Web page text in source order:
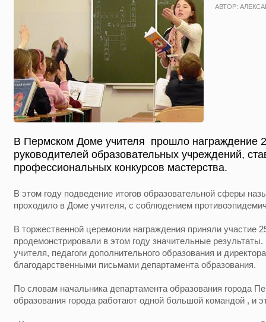
АВТОР:
В Пермском Доме учителя прошло награждение
руководителей образовательных учреждений,
профессиональных конкурсов мастерства.
В этом году подведение итогов образовательной сферы
проходило в Доме учителя, с соблюдением
В торжественной церемонии награждения приняли участие
продемонстрировали в этом году значительные
учителя, педагоги дополнительного образования и
благодарственными письмами департамента образования.
По словам начальника департамента образования города
образования города работают одной большой командой , и